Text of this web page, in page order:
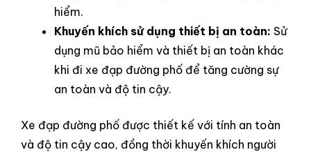
hiểm.
Khuyến khích sử dụng thiết bị an toàn: Sử
dụng mũ bảo hiểm và thiết bị an toàn khác
khi đi xe đạp đường phố để tăng cường sự
an toàn và độ tin cậy.
Xe đạp đường phố được thiết kế với tính an toàn
và độ tin cậy cao, đồng thời khuyến khích người